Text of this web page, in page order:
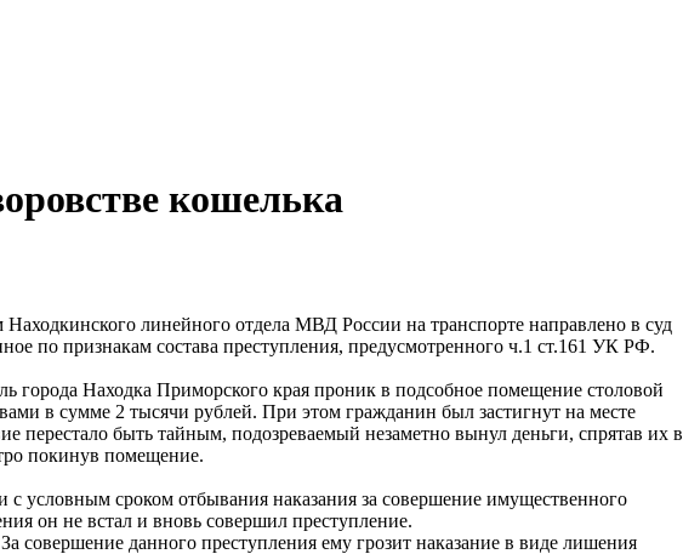
кошелька
линейного отдела МВД России на транспорте направлено в суд
по признакам состава преступления, предусмотренного ч.1 ст.161 УК РФ.
города Находка Приморского края проник в подсобное помещение столовой
в сумме 2 тысячи рублей. При этом гражданин был застигнут на месте
перестало быть тайным, подозреваемый незаметно вынул деньги, спрятав их в
покинув помещение.
условным сроком отбывания наказания за совершение имущественного
он не встал и вновь совершил преступление.
данного преступления ему грозит наказание в виде лишения